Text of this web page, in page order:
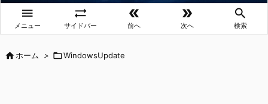

メニュー

サイドバー

前へ

次へ

検索
ホーム > WindowsUpdate